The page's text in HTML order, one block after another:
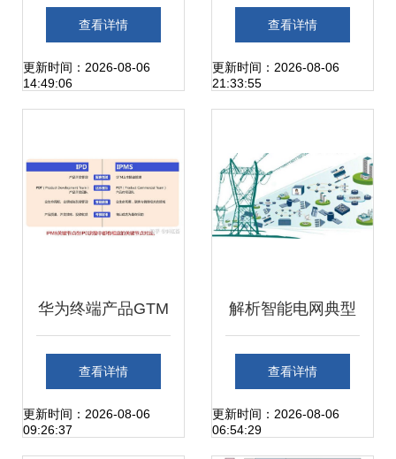
型蓝图规划及顶层
设计建设实施方案
实施的全方位路径
图与信息系统运行
查看详情
更新时间：2026-08-06
14:49:06
型蓝图规划及顶层
设计建设实施方案
实施的全方位路径
图与信息系统运行
查看详情
更新时间：2026-08-06
21:33:55
华为终端产品GTM
与IPMS流程体系
核心理念与系统运
查看详情
更新时间：2026-08-06
09:26:37
解析智能电网典型
应用与信息系统运
行维护服务
查看详情
更新时间：2026-08-06
06:54:29